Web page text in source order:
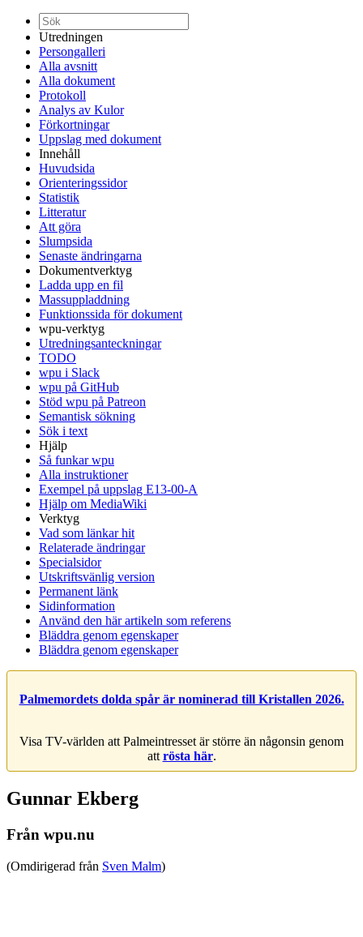
Utredningen
Persongalleri
Alla avsnitt
Alla dokument
Protokoll
Analys av Kulor
Förkortningar
Uppslag med dokument
Innehåll
Huvudsida
Orienteringssidor
Statistik
Litteratur
Att göra
Slumpsida
Senaste ändringarna
Dokumentverktyg
Ladda upp en fil
Massuppladdning
Funktionssida för dokument
wpu-verktyg
Utredningsanteckningar
TODO
wpu i Slack
wpu på GitHub
Stöd wpu på Patreon
Semantisk sökning
Sök i text
Hjälp
Så funkar wpu
Alla instruktioner
Exempel på uppslag E13-00-A
Hjälp om MediaWiki
Verktyg
Vad som länkar hit
Relaterade ändringar
Specialsidor
Utskriftsvänlig version
Permanent länk
Sidinformation
Använd den här artikeln som referens
Bläddra genom egenskaper
Bläddra genom egenskaper
Palmemordets dolda spår är nominerad till Kristallen 2026.
Visa TV-världen att Palmeintresset är större än någonsin genom
att rösta här.
Gunnar Ekberg
Från wpu.nu
(Omdirigerad från Sven Malm)